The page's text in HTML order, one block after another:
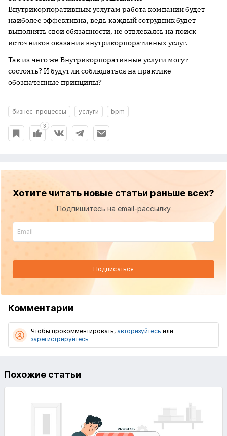
Внутрикорпоративным услугам работа компании будет
наиболее эффективна, ведь каждый сотрудник будет
выполнять свои обязанности, не отвлекаясь на поиск
источников оказания внутрикорпоративных услуг.
Так из чего же Внутрикорпоративные услуги могут
состоять? И будут ли соблюдаться на практике
обозначенные принципы?
бизнес-процессы услуги bpm
3
Хотите читать новые статьи раньше всех?
Подпишитесь на email-рассылку
Подписаться
Комментарии
Чтобы прокомментировать, авторизуйтесь или
зарегистрируйтесь
Похожие статьи